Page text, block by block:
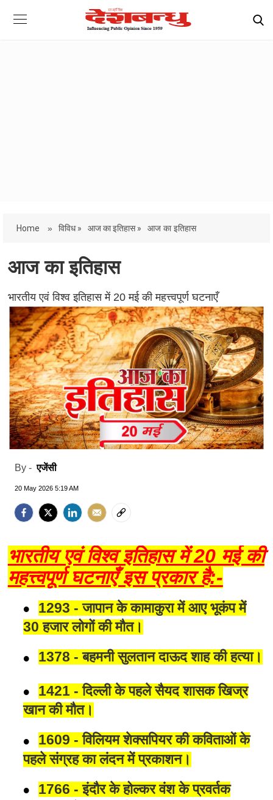
Home » विविध » आज का इतिहास » आज का इतिहास
आज का इतिहास
भारतीय एवं विश्व इतिहास में 20 मई की महत्त्वपूर्ण घटनाएँ
By -एजेंसी
20 May 2026 5:19 AM
भारतीय एवं विश्व इतिहास में 20 मई की
महत्त्वपूर्ण घटनाएँ इस प्रकार है:-
1293 - जापान के कामाकुरा में आए भूकंप में
30 हजार लोगों की मौत।
1378 - बहमनी सुलतान दाऊद शाह की हत्या।
1421 - दिल्ली के पहले सैयद शासक खिज्र
खान की मौत।
1609 - विलियम शेक्सपियर की कविताओं के
पहले संग्रह का लंदन में प्रकाशन।
1766 - इंदौर के होल्कर वंश के प्रवर्तक